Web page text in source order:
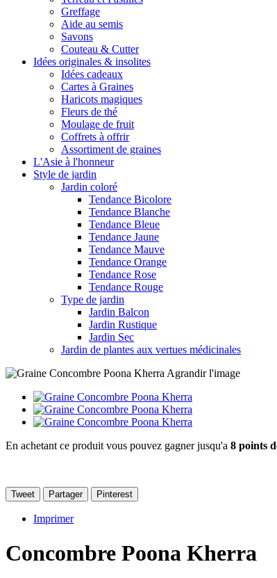
Greffage
Aide au semis
Savons
Couteau & Cutter
Idées originales & insolites
Idées cadeaux
Cartes à Graines
Haricots magiques
Fleurs de thé
Moulage de fruit
Coffrets à offrir
Assortiment de graines
L'Asie à l'honneur
Style de jardin
Jardin coloré
Tendance Bicolore
Tendance Blanche
Tendance Bleue
Tendance Jaune
Tendance Mauve
Tendance Orange
Tendance Rose
Tendance Rouge
Type de jardin
Jardin Balcon
Jardin Rustique
Jardin Sec
Jardin de plantes aux vertues médicinales
Agrandir l'image
En achetant ce produit vous pouvez gagner jusqu'a 8 points
Tweet Partager Pinterest
Imprimer
Concombre Poona Kherra